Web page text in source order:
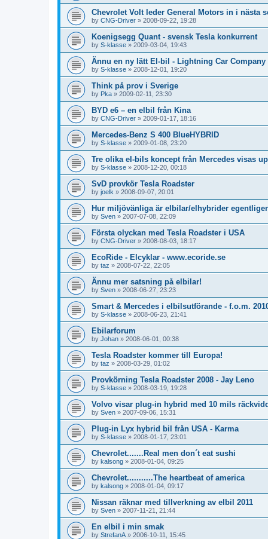
Chevrolet Volt leder General Motors in i nästa
by CNG-Driver » 2008-09-22, 19:28
Koenigsegg Quant - svensk Tesla konkurrent
by S-klasse » 2009-03-04, 19:43
Ännu en ny lätt El-bil - Lightning Car Company
by S-klasse » 2008-12-01, 19:20
Think på prov i Sverige
by Pka » 2009-02-11, 23:30
BYD e6 – en elbil från Kina
by CNG-Driver » 2009-01-17, 18:16
Mercedes-Benz S 400 BlueHYBRID
by S-klasse » 2009-01-08, 23:20
Tre olika el-bils koncept från Mercedes visas
by S-klasse » 2008-12-20, 00:18
SvD provkör Tesla Roadster
by joelk » 2008-09-07, 20:01
Hur miljövänliga är elbilar/elhybrider
by Sven » 2007-07-08, 22:09
Första olyckan med Tesla Roadster i USA
by CNG-Driver » 2008-08-03, 18:17
EcoRide - Elcyklar - www.ecoride.se
by taz » 2008-07-22, 22:05
Ännu mer satsning på elbilar!
by Sven » 2008-06-27, 23:23
Smart & Mercedes i elbilsutförande - f.o.m.
by S-klasse » 2008-06-23, 21:41
Ebilarforum
by Johan » 2008-06-01, 00:38
Tesla Roadster kommer till Europa!
by taz » 2008-03-29, 01:02
Provkörning Tesla Roadster 2008 - Jay Leno
by S-klasse » 2008-03-19, 19:28
Volvo visar plug-in hybrid med 10 mils
by Sven » 2007-09-06, 15:31
Plug-in Lyx hybrid bil från USA - Karma
by S-klasse » 2008-01-17, 23:01
Chevrolet.......Real men don´t eat sushi
by kalsong » 2008-01-04, 09:25
Chevrolet...........The heartbeat of america
by kalsong » 2008-01-04, 09:17
Nissan räknar med tillverkning av elbil 2011
by Sven » 2007-11-21, 21:44
En elbil i min smak
by StrefanA » 2006-10-11, 15:45